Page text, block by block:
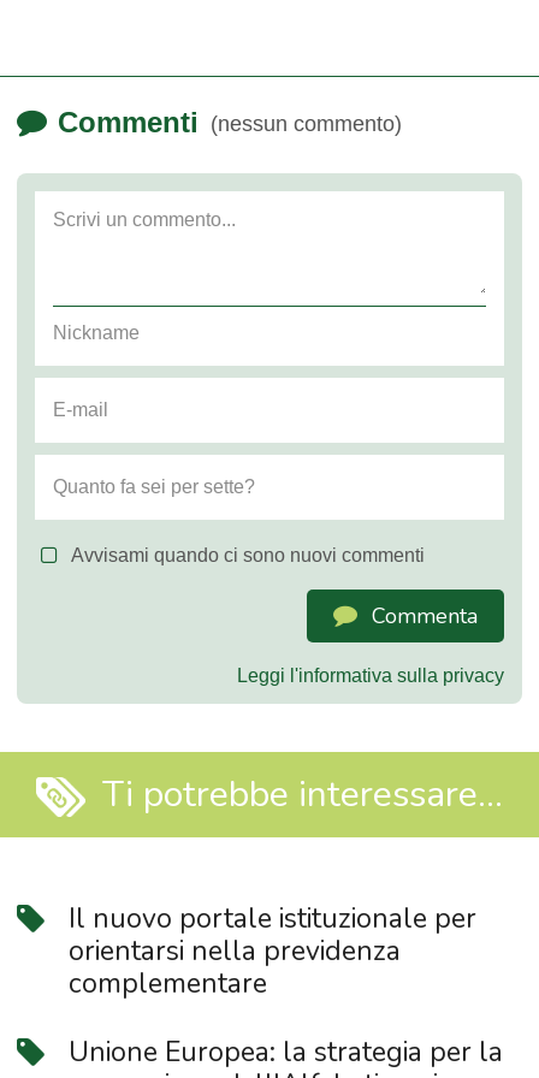
Commenti (nessun commento)
Avvisami quando ci sono nuovi commenti
Commenta
Leggi l'informativa sulla privacy
Ti potrebbe interessare...
Il nuovo portale istituzionale per
orientarsi nella previdenza
complementare
Unione Europea: la strategia per la